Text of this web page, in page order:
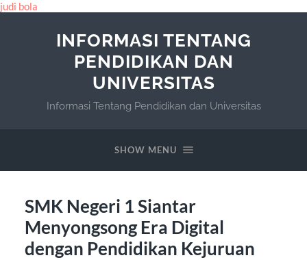
judi bola
INFORMASI TENTANG
PENDIDIKAN DAN
UNIVERSITAS
Informasi Tentang Pendidikan dan Universitas
SHOW MENU
SMK Negeri 1 Siantar
Menyongsong Era Digital
dengan Pendidikan Kejuruan